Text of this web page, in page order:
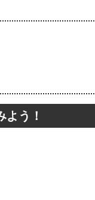
う！